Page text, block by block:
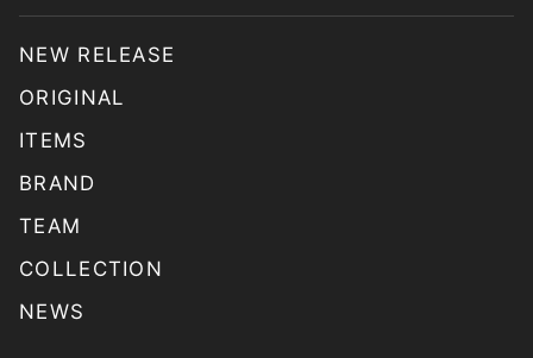
NEW RELEASE
ORIGINAL
ITEMS
BRAND
TEAM
COLLECTION
NEWS